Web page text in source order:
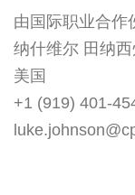
由国际职业合作
纳什维尔 田纳
美国
+1 (919) 401-